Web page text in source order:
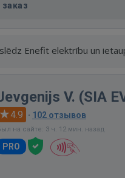
Enefit elektrību un
V. (SIA
4.9 · 102 отзывов
на сайте: 3 ч. 12 мин. назад
PRO